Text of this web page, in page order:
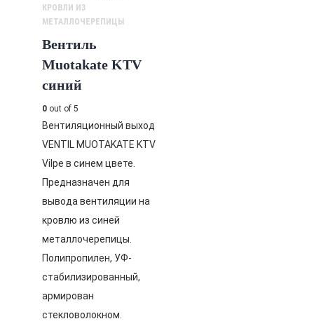
КРОВЛИ ИЗ
МЕТАЛЛОЧЕРЕПИЦЫ
Вентиль
Muotakate KTV
синий
0 out of 5
Вентиляционный выход
VENTIL MUOTAKATE KTV
Vilpe в синем цвете.
Предназначен для
вывода вентиляции на
кровлю из синей
металлочерепицы.
Полипропилен, УФ-
стабилизированный,
армирован
стекловолокном.